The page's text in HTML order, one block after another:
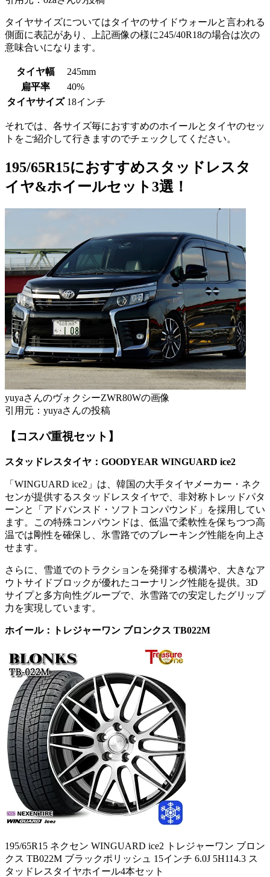
タイヤサイズについてはタイヤのサイドウォールと言われる
側面に表記があり、上記画像の様に245/40R18の場合は次の
意味合いになります。
タイヤ幅
245mm
扁平率
40%
タイヤサイズ 18インチ
それでは、各サイズ毎におすすめのホイールとタイヤのセッ
トをご紹介して行きますのでチェックしてください。
195/65R15におすすめスタッドレスタ
イヤ&ホイールセット3選！
yuyaさんのヴォクシーZWR80Wの画像
引用元：yuyaさんの投稿
【コスパ重視セット】
スタッドレスタイヤ：GOODYEAR WINGUARD ice2
「WINGUARD ice2」は、韓国の大手タイヤメーカー・ネク
センが提供するスタッドレスタイヤで、非対称トレッドパタ
ーンと「アドバンスド・ソフトコンパウンド」を採用してい
ます。この特殊コンパウンドは、低温で柔軟性を保ちつつ高
温では剛性を確保し、氷雪路でのブレーキング性能を向上さ
せます。
さらに、雪道でのトラクションを発揮する横溝や、大きなア
ウトサイドブロックが優れたコーナリング性能を提供。3D
サイプと多方向性グルーブで、氷雪路での安定したグリップ
力を実現しています。
ホイール：トレジャーワン ブロンクス TB022M
195/65R15 ネクセン WINGUARD ice2 トレジャーワン ブロン
クス TB022M ブラックポリッシュ 15インチ 6.0J 5H114.3 ス
タッドレスタイヤホイール4本セット